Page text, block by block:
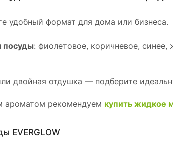
удобный формат для дома или бизнеса.
посуды: фиолетовое, коричневое,
двойная отдушка — подберите
ароматом рекомендуем купить жидкое
EVERGLOW